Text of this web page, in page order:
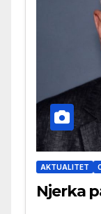
AKTUALITET
Njerka